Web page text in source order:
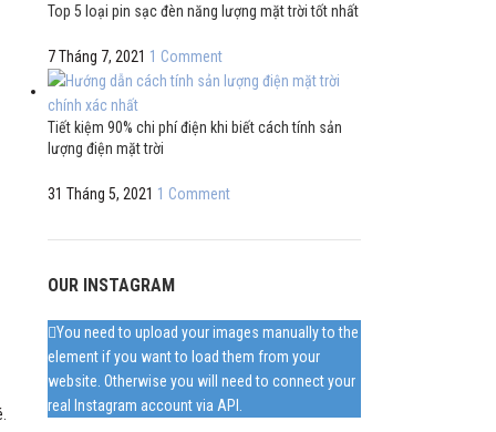
Top 5 loại pin sạc đèn năng lượng mặt trời tốt nhất
7 Tháng 7, 2021 1 Comment
Tiết kiệm 90% chi phí điện khi biết cách tính sản
lượng điện mặt trời
31 Tháng 5, 2021 1 Comment
OUR INSTAGRAM
You need to upload your images manually to the
element if you want to load them from your
website. Otherwise you will need to connect your
real Instagram account via API.